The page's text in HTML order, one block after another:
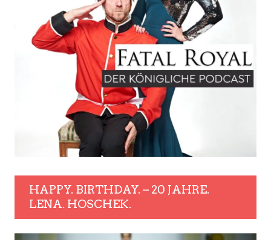
HAPPY. BIRTHDAY. – 20 JAHRE.
LENA. HOSCHEK.